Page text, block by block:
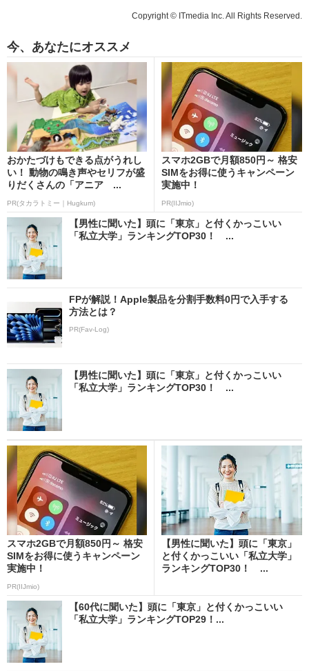
Copyright © ITmedia Inc. All Rights Reserved.
今、あなたにオススメ
おかたづけもできる点がうれし
い！ 動物の鳴き声やセリフが盛
りだくさんの「アニア ...
PR(タカラトミー｜Hugkum)
スマホ2GBで月額850円～ 格安
SIMをお得に使うキャンペーン
実施中！
PR(IIJmio)
【男性に聞いた】頭に「東京」と付くかっこいい
「私立大学」ランキングTOP30！ ...
FPが解説！Apple製品を分割手数料0円で入手する
方法とは？
PR(Fav-Log)
【男性に聞いた】頭に「東京」と付くかっこいい
「私立大学」ランキングTOP30！ ...
スマホ2GBで月額850円～ 格安
SIMをお得に使うキャンペーン
実施中！
PR(IIJmio)
【男性に聞いた】頭に「東京」
と付くかっこいい「私立大学」
ランキングTOP30！ ...
【60代に聞いた】頭に「東京」と付くかっこいい
「私立大学」ランキングTOP29！...